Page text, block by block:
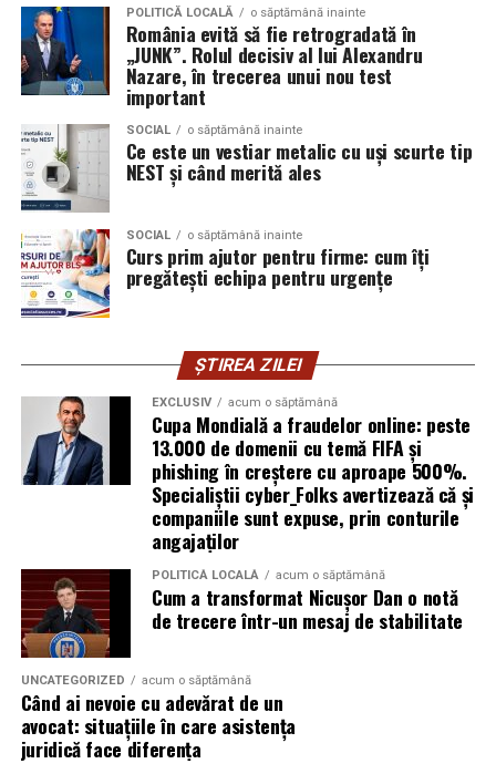
Adaptează designul în funcție de sezon sau ocazie
Creează serii limitate sau campanii tematice
Acest tip de personalizare nu doar atrage atenția, dar
creează o poveste
bună vinde de 10 ori mai bine decât orice ofertă de preț.
7. Ce înseamnă să lucrezi cu un
distribuitor profesionist?
Ai nevoie de un partener care înțelege nu doar
producția, ci și
impactul psihologic al brandingului.
Un distribuitor bun știe ce funcționează în piață, îți
oferă consultanță reală și vine cu soluții creative.
MagicPromo.ro este un
distribuitor promotionale
diversecare lucrează cu branduri de top din România și
Europa, livrând nu doar produse, ciexperiențe de
brand.
8. Cum calculezi ROI-ul pentru o
campanie cu materiale
particule fine de sare, încărcate electric.
Spre deosebire de salinele artificiale care folosesc
vaporizatoare sau aerosoli umedi, procedeele
convenţionale nu garantează pătrunderea
particulelor mici în bronhii și nu oferă stabilitate a
microclimei.
Dispozitivele de suflare (cum ar fi ventilatoare /
sau variaţii în concentrația de sare, ceea ce reduce
eficiența. AREC evită aceste probleme.
Procedeul AREC este recomandat pentru:
Copii și adulți cuastm bronșic
Persoane cubronșite cronice, alergii
respiratorii
Pacienți post-infecţii respiratorii acute care încă au
sechele (secreţii, dificultăţi de respiraţie)
Persoane care doresc să reducă consumul de
medicamente respiratorii
Cei care caută terapii naturale, fără efecte adverse
puternice și în medii controlate
POLITICĂ LOCALĂ o săptămână inainte
România evită să fie retrogradată în
„JUNK”. Rolul decisiv al lui Alexandru
Nazare, în trecerea unui nou test
important
SOCIAL o săptămână inainte
Ce este un vestiar metalic cu uși scurte tip
NEST și când merită ales
SOCIAL o săptămână inainte
Curs prim ajutor pentru firme: cum îți
pregătești echipa pentru urgențe
ȘTIREA ZILEI
EXCLUSIV acum o săptămână
Cupa Mondială a fraudelor online: peste
13.000 de domenii cu temă FIFA și
phishing în creștere cu aproape 500%.
Specialiștii cyber_Folks avertizează că și
companiile sunt expuse, prin conturile
angajaților
POLITICĂ LOCALĂ acum o săptămână
Cum a transformat Nicușor Dan o notă
de trecere într-un mesaj de stabilitate
UNCATEGORIZED acum o săptămână
Când ai nevoie cu adevărat de un
avocat: situațiile în care asistența
juridică face diferența